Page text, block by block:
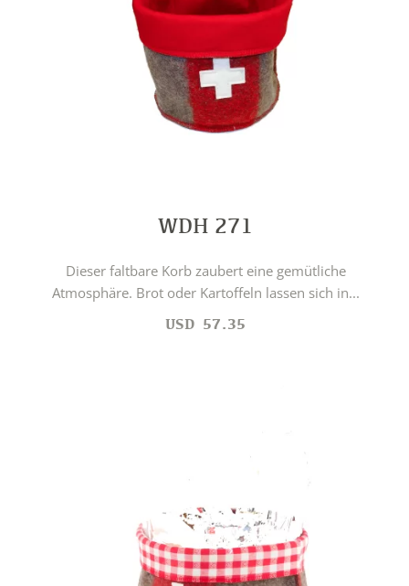
WDH 271
Dieser faltbare Korb zaubert eine gemütliche
Atmosphäre. Brot oder Kartoffeln lassen sich in...
USD 57.35